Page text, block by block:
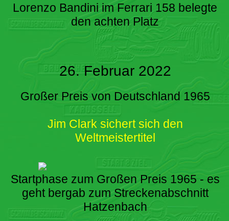
Lorenzo Bandini im Ferrari 158 belegte
den achten Platz
26. Februar 2022
Großer Preis von Deutschland 1965
Jim Clark sichert sich den
Weltmeistertitel
Startphase zum Großen Preis 1965 - es
geht bergab zum Streckenabschnitt
Hatzenbach